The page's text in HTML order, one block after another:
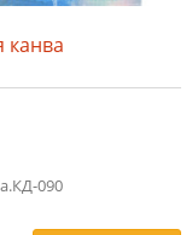
канва
090